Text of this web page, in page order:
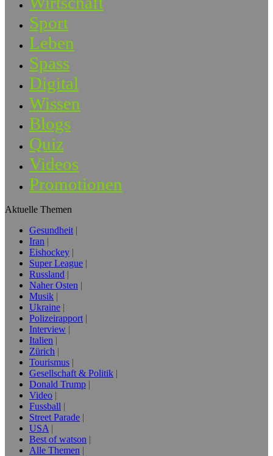
Sport
Leben
Spass
Digital
Wissen
Blogs
Quiz
Videos
Promotionen
Aktuelle Themen
Gesundheit
Iran
Eishockey
Super League
Russland
Naher Osten
Musik
Ukraine
Polizeirapport
Interview
Italien
Zürich
Tourismus
Gesellschaft & Politik
Donald Trump
Video
Fussball
Street Parade
USA
Best of watson
Alle Themen